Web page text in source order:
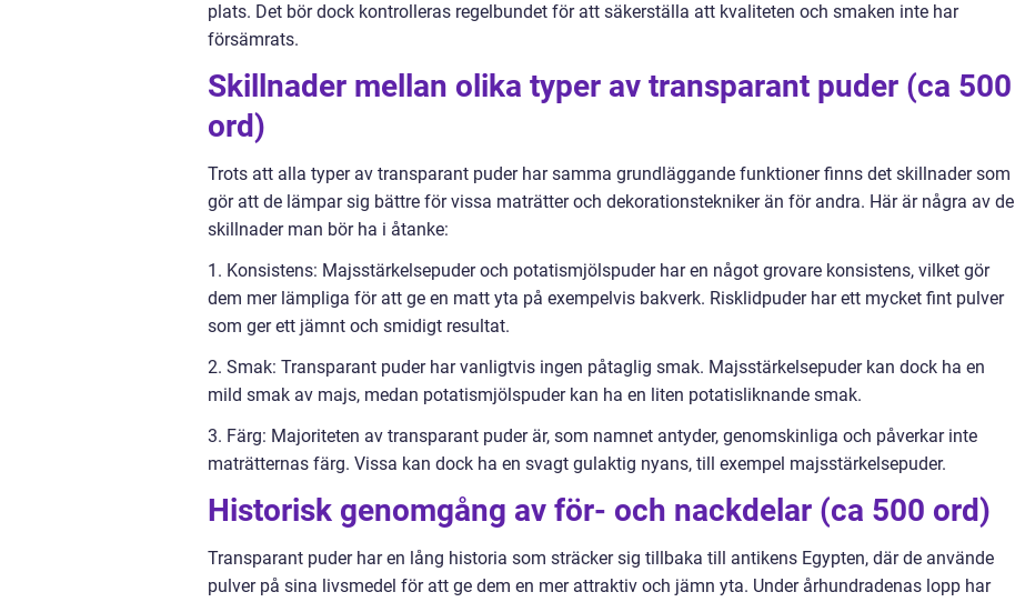
plats. Det bör dock kontrolleras regelbundet för att säkerställa att kvaliteten och smaken inte har
försämrats.
Skillnader mellan olika typer av transparant puder (ca 500
ord)
Trots att alla typer av transparant puder har samma grundläggande funktioner finns det skillnader som
gör att de lämpar sig bättre för vissa maträtter och dekorationstekniker än för andra. Här är några av de
skillnader man bör ha i åtanke:
1. Konsistens: Majsstärkelsepuder och potatismjölspuder har en något grovare konsistens, vilket gör
dem mer lämpliga för att ge en matt yta på exempelvis bakverk. Risklidpuder har ett mycket fint pulver
som ger ett jämnt och smidigt resultat.
2. Smak: Transparant puder har vanligtvis ingen påtaglig smak. Majsstärkelsepuder kan dock ha en
mild smak av majs, medan potatismjölspuder kan ha en liten potatisliknande smak.
3. Färg: Majoriteten av transparant puder är, som namnet antyder, genomskinliga och påverkar inte
maträtternas färg. Vissa kan dock ha en svagt gulaktig nyans, till exempel majsstärkelsepuder.
Historisk genomgång av för- och nackdelar (ca 500 ord)
Transparant puder har en lång historia som sträcker sig tillbaka till antikens Egypten, där de använde
pulver på sina livsmedel för att ge dem en mer attraktiv och jämn yta. Under århundradenas lopp har